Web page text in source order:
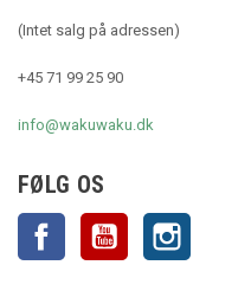
(Intet salg på adressen)
+45 71 99 25 90
info@wakuwaku.dk
FØLG OS
Facebook YouTube